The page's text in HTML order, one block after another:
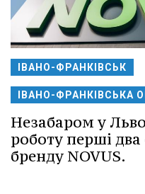
ІВАНО-ФРАНКІВСЬК
ІВАНО-ФРАНКІВСЬКА
Незабаром у
роботу перші
бренду NOVUS.